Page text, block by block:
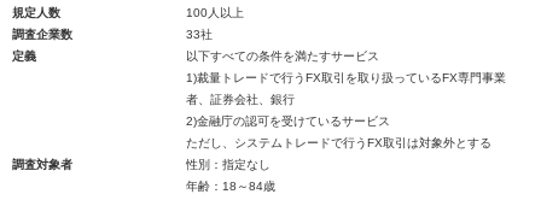
規定人数
100人以上
調査企業数
33社
定義
以下すべての条件を満たすサービス
1)裁量トレードで行うFX取引を取り扱っているFX専門事業
者、証券会社、銀行
2)金融庁の認可を受けているサービス
ただし、システムトレードで行うFX取引は対象外とする
調査対象者
性別：指定なし
年齢：18～84歳